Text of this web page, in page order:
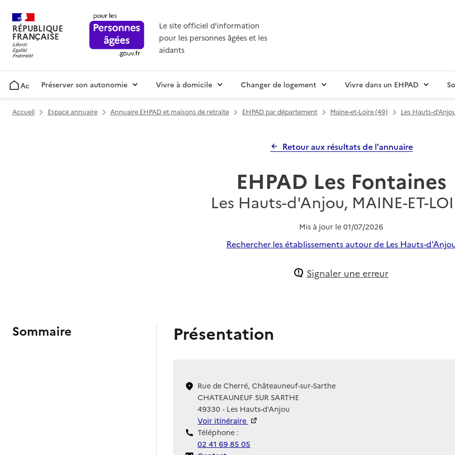
RÉPUBLIQUE
FRANÇAISE
Le site officiel d'information
pour les personnes âgées et les
aidants
AccueilPréserver son autonomie Vivre à domicile Changer de logement Vivre dans un EHPAD
Accueil Espace annuaire Annuaire EHPAD et maisons de retraite EHPAD par département Maine-et-Loire (49) Les Hauts-
Retour aux résultats de l'annuaire
EHPAD Les Fontaines
Les Hauts-d'Anjou, MAINE-ET-
Mis à jour le 01/07/2026
Rechercher les établissements autour de Les Hauts-
Signaler une erreur
Sommaire Présentation
Rue de Cherré, Châteauneuf-sur-Sarthe
CHATEAUNEUF SUR SARTHE
49330 - Les Hauts-d'Anjou
Voir itinéraire
Téléphone :
02 41 69 85 05